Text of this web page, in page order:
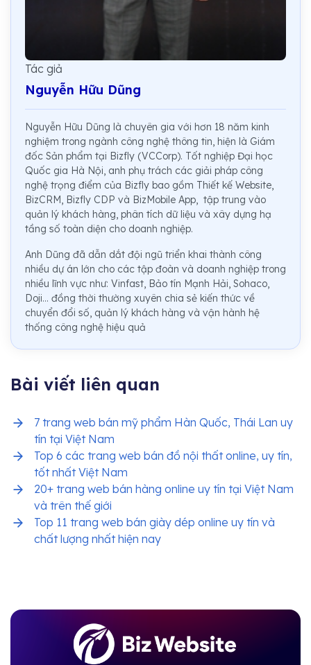
Tác giả
Nguyễn Hữu Dũng
Nguyễn Hữu Dũng là chuyên gia với hơn 18 năm kinh
nghiệm trong ngành công nghệ thông tin, hiện là Giám
đốc Sản phẩm tại Bizfly (VCCorp). Tốt nghiệp Đại học
Quốc gia Hà Nội, anh phụ trách các giải pháp công
nghệ trọng điểm của Bizfly bao gồm Thiết kế Website,
BizCRM, Bizfly CDP và BizMobile App, tập trung vào
quản lý khách hàng, phân tích dữ liệu và xây dựng hạ
tầng số toàn diện cho doanh nghiệp.
Anh Dũng đã dẫn dắt đội ngũ triển khai thành công
nhiều dự án lớn cho các tập đoàn và doanh nghiệp trong
nhiều lĩnh vực như: Vinfast, Bảo tín Mạnh Hải, Sohaco,
Doji... đồng thời thường xuyên chia sẻ kiến thức về
chuyển đổi số, quản lý khách hàng và vận hành hệ
thống công nghệ hiệu quả
Bài viết liên quan
7 trang web bán mỹ phẩm Hàn Quốc, Thái Lan uy
tín tại Việt Nam
Top 6 các trang web bán đồ nội thất online, uy tín,
tốt nhất Việt Nam
20+ trang web bán hàng online uy tín tại Việt Nam
và trên thế giới
Top 11 trang web bán giày dép online uy tín và
chất lượng nhất hiện nay